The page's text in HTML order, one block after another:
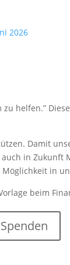
2026
helfen.”
Damit
in
in
beim